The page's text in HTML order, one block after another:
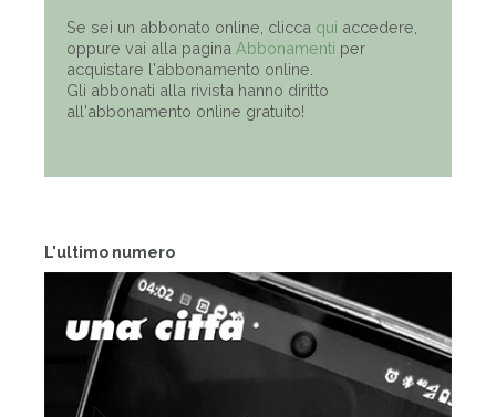
L'ultimo numero
Se sei un abbonato online, clicca qui accedere,
oppure vai alla pagina Abbonamenti per
acquistare l'abbonamento online.
Gli abbonati alla rivista hanno diritto
all'abbonamento online gratuito!